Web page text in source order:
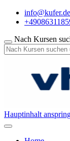
info@kufer.de
Nach Kursen
Hauptinhalt